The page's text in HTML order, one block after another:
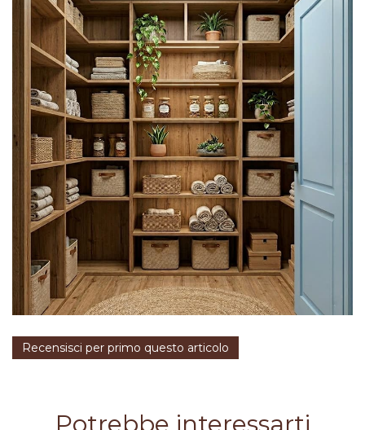
Recensisci per primo questo articolo
Potrebbe interessarti